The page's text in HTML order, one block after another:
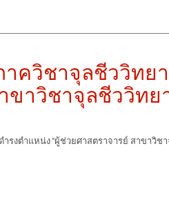
ควิชาจุลชีววิทย
ขาวิชาจุลชีววิทย
ตำแหน่ง "ผู้ช่วยศาสตราจารย์ สาขาวิชา